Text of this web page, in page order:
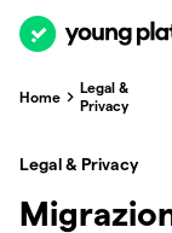
Home
Legal &
Privacy
Legal & Privacy